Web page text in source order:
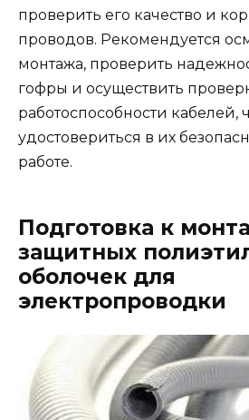
проверить его качество и
проводов. Рекомендуется
монтажа, проверить
гофры и осуществить
работоспособности кабелей,
удостовериться в их
работе.
Подготовка к
защитных
оболочек для
электропроводки